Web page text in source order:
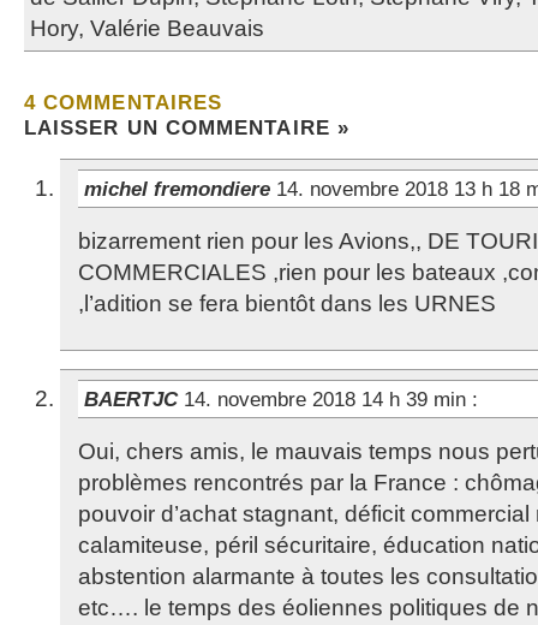
Hory, Valérie Beauvais
4 COMMENTAIRES
LAISSER UN COMMENTAIRE »
michel fremondiere 14. novembre 2018 13 h 18
bizarrement rien pour les Avions,, DE
COMMERCIALES ,rien pour les bateaux
,l’adition se fera bientôt dans les URNES
BAERTJC 14. novembre 2018 14 h 39 min :
Oui, chers amis, le mauvais temps nous
problèmes rencontrés par la France :
pouvoir d’achat stagnant, déficit
calamiteuse, péril sécuritaire, éducation
abstention alarmante à toutes les
etc…. le temps des éoliennes politiques de